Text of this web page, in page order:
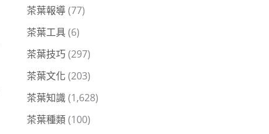
茶葉報導(77)
茶葉工具(6)
茶葉技巧(297)
茶葉文化 (203)
茶葉知識(1,628)
茶葉種類(100)